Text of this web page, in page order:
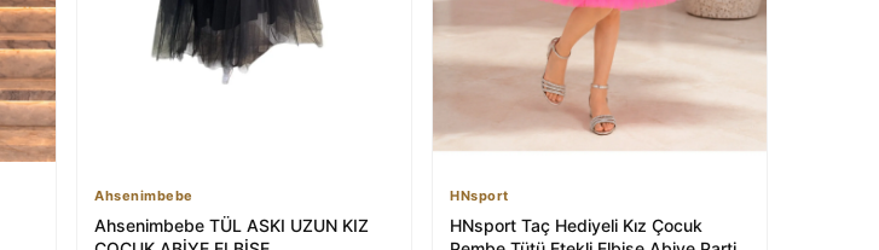
Ahsenimbebe
Ahsenimbebe TÜL ASKI UZUN KIZ
HNsport
HNsport Taç Hediyeli Kız Çocuk